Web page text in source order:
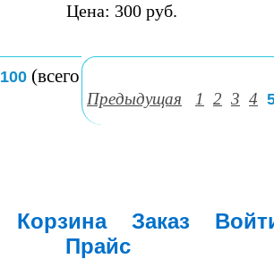
Цена: 300 руб.
100 (всего
Предыдущая 1 2 3 4
Корзина Заказ
Прайс